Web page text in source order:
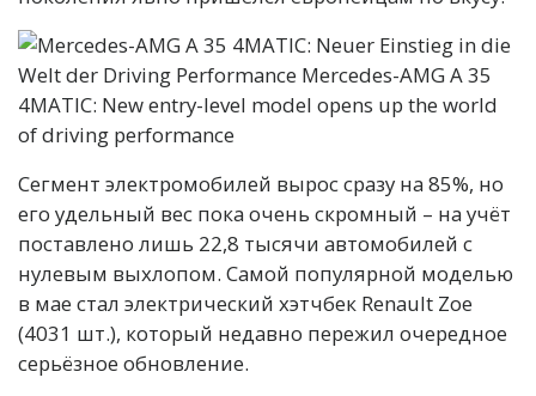
Сегмент электромобилей вырос сразу на 85%, но
его удельный вес пока очень скромный – на учёт
поставлено лишь 22,8 тысячи автомобилей с
нулевым выхлопом. Самой популярной моделью
в мае стал электрический хэтчбек Renault Zoe
(4031 шт.), который недавно пережил очередное
серьёзное обновление.